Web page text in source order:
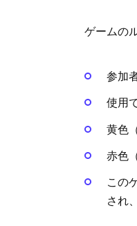
ゲームの
参加
使用
黄色
赤色
この
され